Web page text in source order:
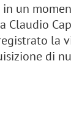
in un
Claudio
la
di